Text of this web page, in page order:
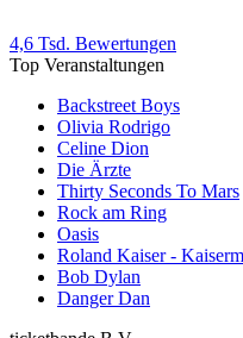
4,6 Tsd. Bewertungen
Top Veranstaltungen
Backstreet Boys
Olivia Rodrigo
Celine Dion
Die Ärzte
Thirty Seconds To Mars
Rock am Ring
Oasis
Roland Kaiser -
Bob Dylan
Danger Dan